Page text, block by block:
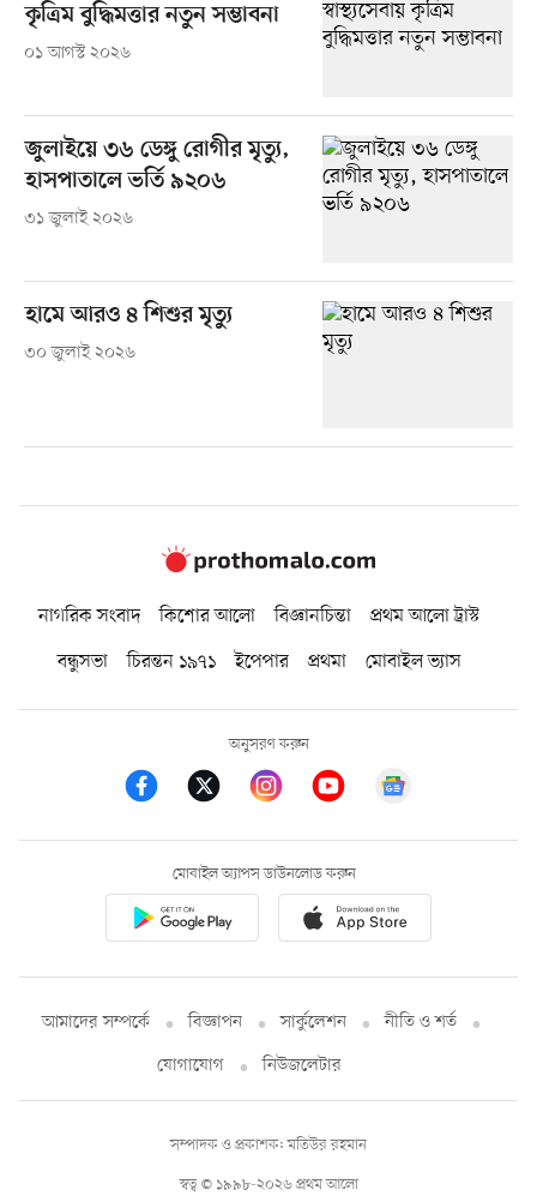
কৃত্রিম বুদ্ধিমত্তার নতুন সম্ভাবনা
০১ আগস্ট ২০২৬
জুলাইয়ে ৩৬ ডেঙ্গু রোগীর মৃত্যু,
হাসপাতালে ভর্তি ৯২০৬
৩১ জুলাই ২০২৬
হামে আরও ৪ শিশুর মৃত্যু
৩০ জুলাই ২০২৬
নাগরিক সংবাদ কিশোর আলো বিজ্ঞানচিন্তা
প্রথম আলো ট্রাস্ট
বন্ধুসভা
চিরন্তন ১৯৭১ ইপেপার প্রথমা মোবাইল ভ্যাস
অনুসরণ করুন
মোবাইল অ্যাপস ডাউনলোড করুন
আমাদের সম্পর্কে বিজ্ঞাপন সার্কুলেশন
নীতি ও শর্ত
যোগাযোগ
নিউজলেটার
স্বত্ব © ১৯৯৮-২০২৬ প্রথম আলো
সম্পাদক ও প্রকাশক: মতিউর রহমান